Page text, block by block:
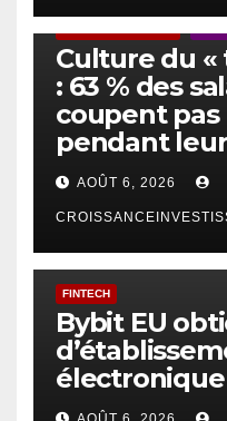
Culture du «
: 63 % des
coupent
pendant
AOÛT 6, 2026
FINTECH
Bybit EU
électronique